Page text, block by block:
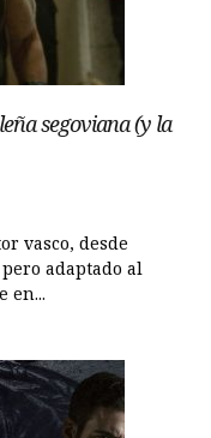
segoviana (y la
vasco, desde
adaptado al
en...